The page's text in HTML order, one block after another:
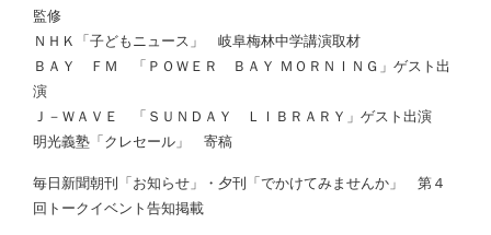
監修
ＮＨＫ「子どもニュース」
岐阜梅林中学講演取材
ＢＡＹ ＦＭ 「ＰＯＷＥＲ ＢＡＹ ＭＯＲＮＩＮＧ」ゲスト出
演
Ｊ－ＷＡＶＥ 「ＳＵＮＤＡＹ ＬＩＢＲＡＲＹ」ゲスト出演
明光義塾「クレセール」 寄稿
毎日新聞朝刊「お知らせ」・夕刊「でかけてみませんか」 第４
回トークイベント告知掲載